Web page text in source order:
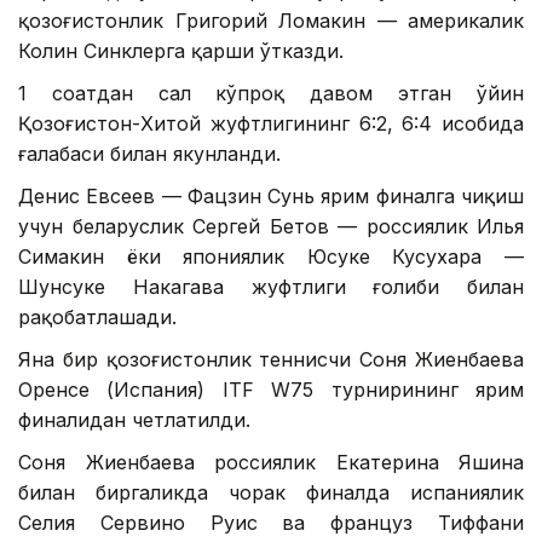
қозоғистонлик Григорий Ломакин — америкалик
Колин Синклерга қарши ўтказди.
1 соатдан сал кўпроқ давом этган ўйин
Қозоғистон-Хитой жуфтлигининг 6:2, 6:4 ҳисобида
ғалабаси билан якунланди.
Денис Евсеев — Фацзин Сунь ярим финалга чиқиш
учун беларуслик Сергей Бетов — россиялик Илья
Симакин ёки япониялик Юсуке Кусухара —
Шунсуке Накагава жуфтлиги ғолиби билан
рақобатлашади.
Яна бир қозоғистонлик теннисчи Соня Жиенбаева
Оренсе (Испания) ITF W75 турнирининг ярим
финалидан четлатилди.
Соня Жиенбаева россиялик Екатерина Яшина
билан биргаликда чорак финалда испаниялик
Селия Сервино Руис ва француз Тиффани